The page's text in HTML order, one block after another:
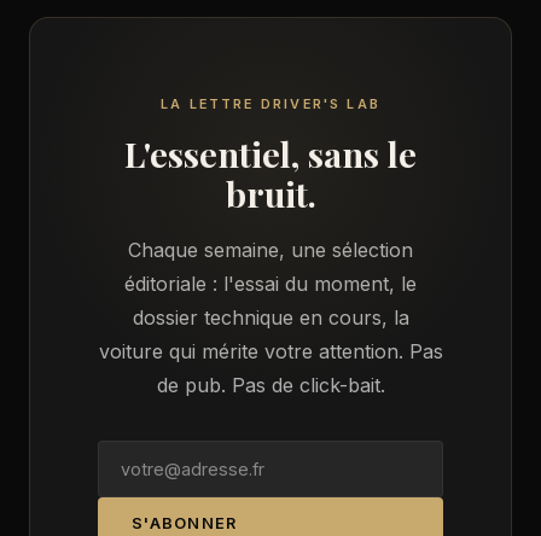
LA LETTRE DRIVER'S LAB
L'essentiel, sans le
bruit.
Chaque semaine, une sélection
éditoriale : l'essai du moment, le
dossier technique en cours, la
voiture qui mérite votre attention. Pas
de pub. Pas de click-bait.
S'ABONNER